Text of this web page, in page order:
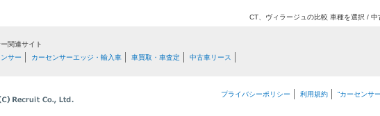
CT、ヴィラージュの比較 車種を選択 /
関連サイト
サー
カーセンサーエッジ・輸入車 車買取・車査定 中古車リース
プライバシーポリシー 利用規約 “カーセンサ